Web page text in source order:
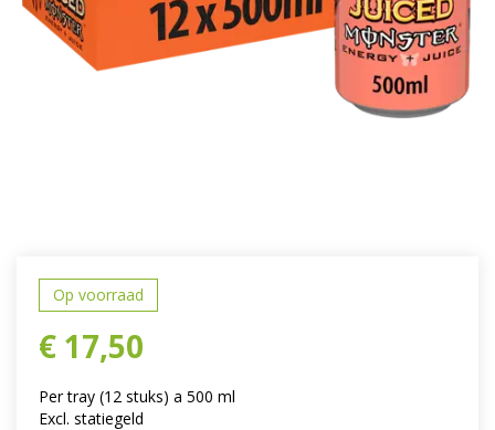
Op voorraad
€ 17,50
Per tray (12 stuks) a 500 ml
Excl. statiegeld